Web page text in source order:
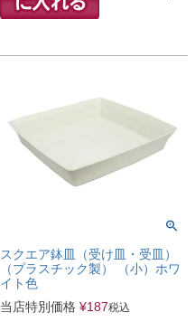
スクエア鉢皿（受け皿・受皿）
（プラスチック製） （小）ホワ
イト色
当店特別価格 ¥187税込